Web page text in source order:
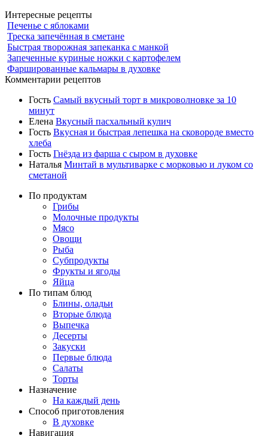
Интересные рецепты
Печенье с яблоками
Треска запечённая в сметане
Быстрая творожная запеканка с манкой
Запеченные куриные ножки с картофелем
Фаршированные кальмары в духовке
Комментарии рецептов
Гость Самый вкусный торт в микроволновке за 10
минут
Елена Вкусный пасхальный кулич
Гость Вкусная и быстрая лепешка на сковороде вместо
хлеба
Гость Гнёзда из фарша с сыром в духовке
Наталья Минтай в мультиварке с морковью и луком со
сметаной
По продуктам
Грибы
Молочные продукты
Мясо
Овощи
Рыба
Субпродукты
Фрукты и ягоды
Яйца
По типам блюд
Блины, оладьи
Вторые блюда
Выпечка
Десерты
Закуски
Первые блюда
Салаты
Торты
Назначение
На каждый день
Способ приготовления
В духовке
Навигация